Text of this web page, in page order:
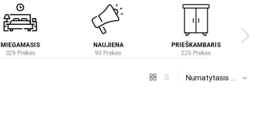
MIEGAMASIS
329 Prekes
NAUJIENA
90 Prekes
PRIEŠKAMBARIS
225 Prekes